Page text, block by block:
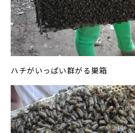
ハチがいっぱい群がる巣箱